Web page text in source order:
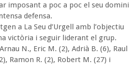
imposant a poc a poc el seu domini
defensa.
a La Seu d’Urgell amb l’objectiu
victòria i seguir liderant el grup.
N., Eric M. (2), Adrià B. (6), Raul
Ramon R. (2), Robert M. (27) i